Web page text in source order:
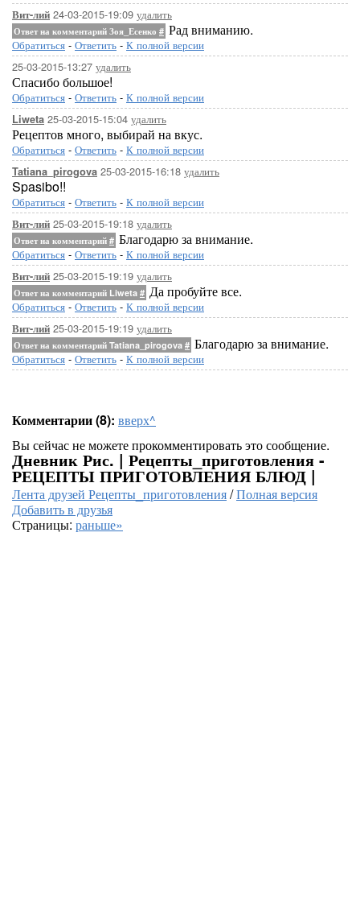
Вит-лий 24-03-2015-19:09 удалить
Ответ на комментарий Зоя_Есенко # Рад вниманию.
Обратиться - Ответить - К полной версии
25-03-2015-13:27 удалить
Спасибо большое!
Обратиться - Ответить - К полной версии
Liweta 25-03-2015-15:04 удалить
Рецептов много, выбирай на вкус.
Обратиться - Ответить - К полной версии
Tatiana_pirogova 25-03-2015-16:18 удалить
Spasibo!!
Обратиться - Ответить - К полной версии
Вит-лий 25-03-2015-19:18 удалить
Ответ на комментарий # Благодарю за внимание.
Обратиться - Ответить - К полной версии
Вит-лий 25-03-2015-19:19 удалить
Ответ на комментарий Liweta # Да пробуйте все.
Обратиться - Ответить - К полной версии
Вит-лий 25-03-2015-19:19 удалить
Ответ на комментарий Tatiana_pirogova # Благодарю за внимание.
Обратиться - Ответить - К полной версии
Комментарии (8): вверх^
Вы сейчас не можете прокомментировать это сообщение.
Дневник Рис. | Рецепты_приготовления -
РЕЦЕПТЫ ПРИГОТОВЛЕНИЯ БЛЮД |
Лента друзей Рецепты_приготовления/Полная версия
Добавить в друзья
Страницы: раньше»